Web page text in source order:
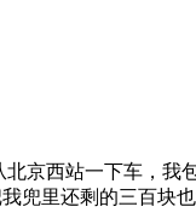
京西站一下车，
兜里还剩的三百块也